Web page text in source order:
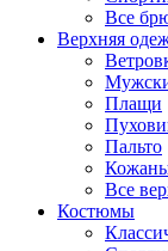
Все
Верхняя
Плащи
Пальто
Все
Костюмы